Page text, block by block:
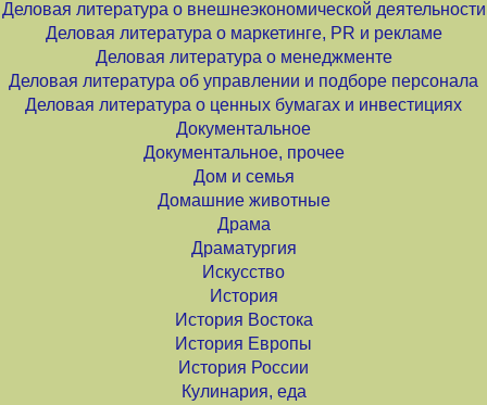
Деловая литература о внешнеэкономической деятельности
Деловая литература о маркетинге, PR и рекламе
Деловая литература о менеджменте
Деловая литература об управлении и подборе персонала
Деловая литература о ценных бумагах и инвестициях
Документальное
Документальное, прочее
Дом и семья
Домашние животные
Драма
Драматургия
Искусство
История
История Востока
История Европы
История России
Кулинария, еда